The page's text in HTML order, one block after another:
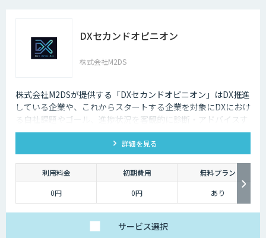
DXセカンドオピニオン
株式会社M2DS
株式会社M2DSが提供する「DXセカンドオピニオン」はDX推進
している企業や、これからスタートする企業を対象にDXにおけ
る自社課題やゴール、進捗状況を客観的に診断・アドバイスす
るサービスです
詳細を見る
利用料金 初期費用
無料プラン
0円
0円 あり
サービス選択